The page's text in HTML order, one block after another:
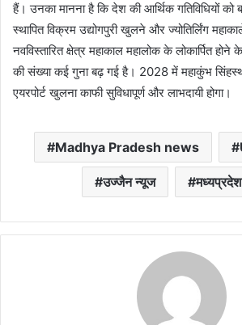
हैं। उनका मानना है कि देश की आर्थिक गतिविधियों को
स्थापित विक्रम उद्योगपुरी खुलने और ज्योतिर्लिंग
नवविस्तारित क्षेत्र महाकाल महालोक के लोकार्पित
की संख्या कई गुना बढ़ गई है। 2028 में महाकुंभ
एयरपोर्ट खुलना काफी सुविधापूर्ण और लाभदायी होगा।
Madhya Pradesh news
उज्जैन न्यूज